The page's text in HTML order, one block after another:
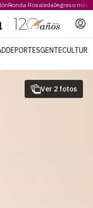
Ronda RosaledaIngreso
DEPORTESGENTECULTURA
Ver 2 fotos